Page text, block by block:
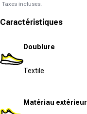
Taxes incluses.
Caractéristiques
Doublure
Textile
Matériau extérieur